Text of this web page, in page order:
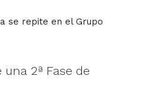
se repite en el Grupo
2ª Fase de